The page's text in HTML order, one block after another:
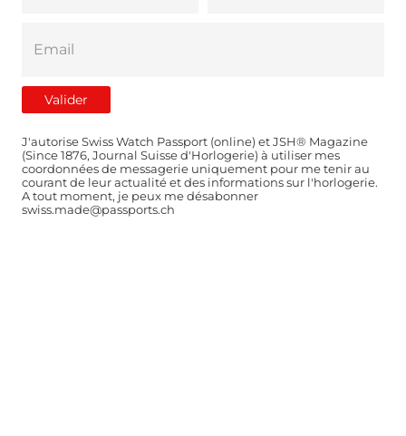
J'autorise Swiss Watch Passport (online) et JSH® Magazine
(Since 1876, Journal Suisse d'Horlogerie) à utiliser mes
coordonnées de messagerie uniquement pour me tenir au
courant de leur actualité et des informations sur l'horlogerie.
A tout moment, je peux me désabonner
swiss.made@passports.ch